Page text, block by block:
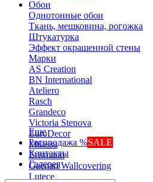
Обои
Однотонные обои
Ткань, мешковина, рогожка
Штукатурка
Эффект окрашенной стены
Марки
AS Creation
BN International
Ateliero
Rasch
Grandeco
Victoria Stenova
EuroDecor
Milassa
Erismann
Gaenari Wallcovering
Lutece
Еще
Распродажа %SALE
Контакты
Галерея